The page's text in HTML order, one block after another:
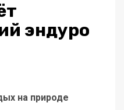
эндуро
на природе